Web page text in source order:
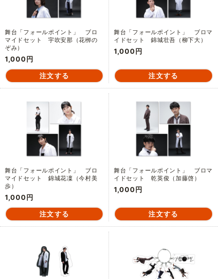
舞台「フォールポイント」 ブロ
マイドセット 宇吹安那（花栁の
ぞみ）
1,000円
舞台「フォールポイント」 ブロマ
イドセット 錦城壮吾（柳下大）
1,000円
舞台「フォールポイント」 ブロ
マイドセット 錦城花凜（今村美
歩）
1,000円
舞台「フォールポイント」 ブロマ
イドセット 乾英俊（加藤啓）
1,000円